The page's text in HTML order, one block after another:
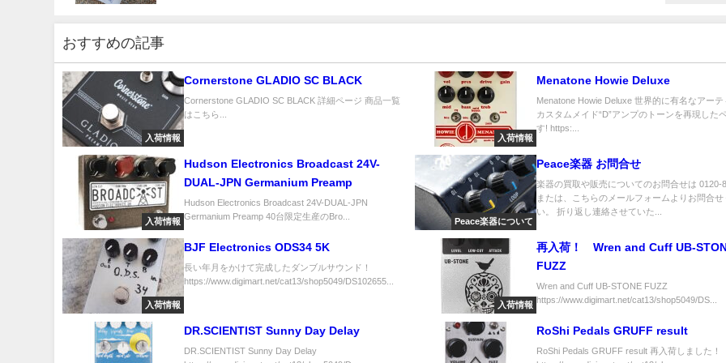
おすすめの記事
入荷情報
Cornerstone GLADIO SC BLACK
Cornerstone GLADIO SC BLACK 詳細ページ 商品一覧
はこちら...
入荷情報
Menatone Howie Deluxe
Menatone Howie Deluxe 世界的に有名なアーテ
カスタムメイド“D”アンプのトーンを再現した
す! https:...
入荷情報
Hudson Electronics Broadcast 24V-
DUAL-JPN Germanium Preamp
Hudson Electronics Broadcast 24V-DUAL-JPN
Germanium Preamp 40台限定生産のBro...
Peace楽器について
Peace楽器 お問合せ
楽器の買取や販売についてのお問合せは 0120-
または、こちらのメールフォームよりお問合せ
い。 折り返し連絡させていた...
入荷情報
BJF Electronics ODS34 5K
長い年月をかけて完成したダンブルサウンド！
https://www.digimart.net/cat13/shop5049/DS102655...
入荷情報
再入荷！ Wren and Cuff UB-STONE
FUZZ
Wren and Cuff UB-STONE FUZZ
https://www.digimart.net/cat13/shop5049/DS...
DR.SCIENTIST Sunny Day Delay
DR.SCIENTIST Sunny Day Delay
RoShi Pedals GRUFF result
RoShi Pedals GRUFF result 再入荷しました！